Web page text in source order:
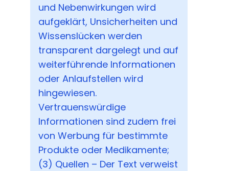
und Nebenwirkungen wird
aufgeklärt, Unsicherheiten und
Wissenslücken werden
transparent dargelegt und auf
weiterführende Informationen
oder Anlaufstellen wird
hingewiesen.
Vertrauenswürdige
Informationen sind zudem frei
von Werbung für bestimmte
Produkte oder Medikamente;
(3) Quellen – Der Text verweist